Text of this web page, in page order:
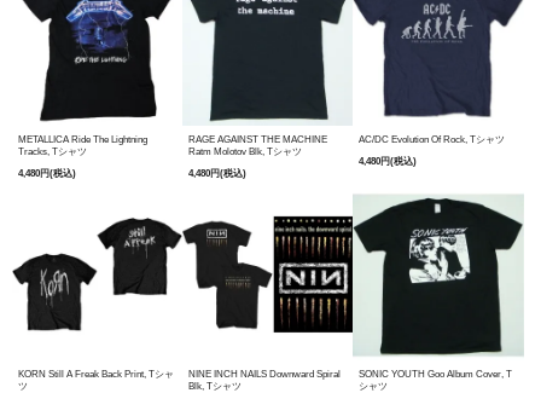
METALLICA Ride The Lightning
Tracks, Tシャツ
4,480円(税込)
RAGE AGAINST THE MACHINE
Ratm Molotov Blk, Tシャツ
4,480円(税込)
AC/DC Evolution Of Rock, Tシャツ
4,480円(税込)
KORN Still A Freak Back Print, Tシャ
ツ
NINE INCH NAILS Downward Spiral
Blk, Tシャツ
SONIC YOUTH Goo Album Cover, T
シャツ